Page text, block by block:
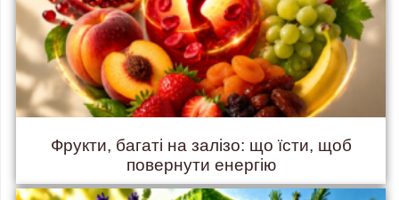
Фрукти, багаті на залізо: що їсти, щоб
повернути енергію